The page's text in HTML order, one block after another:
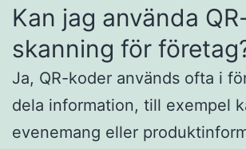
Kan jag använda
skanning för
Ja, QR-koder används ofta i
dela information, till exempel
evenemang eller